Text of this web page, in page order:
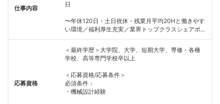
仕事内容
日
〜年休120日・土日祝休・残業月平均20Hと働きやす
い環境／福利厚生充実／業界トップクラスシェアボ...
応募資格
＜最終学歴＞大学院、大学、短期大学、専修・各種
学校、高等専門学校卒以上
＜応募資格/応募条件＞
必須条件：
・機械設計経験